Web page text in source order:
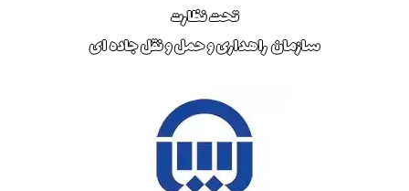
تحت نظارت
سازمان راهداری و حمل و نقل جاده ای